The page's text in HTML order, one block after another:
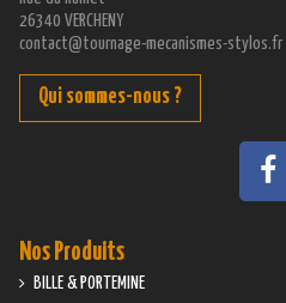
26340 VERCHENY
contact@tournage-mecanismes-stylos.fr
Qui sommes-nous ?
Nos Produits
BILLE & PORTEMINE